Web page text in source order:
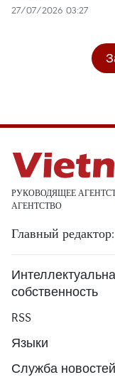
27/07/2026 03:27
РУКОВОДЯЩЕЕ
АГЕНТСТВО
Главный
собственность
RSS
Языки
Служба новостей